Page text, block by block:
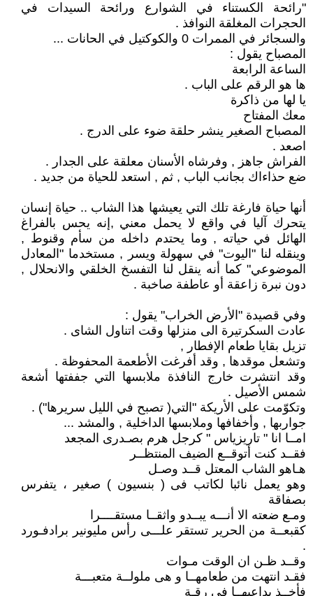
"رائحة الكستناء في الشوارع ورائحة السيدات في
الحجرات المغلقة النوافذ .
والسجائر في الممرات 0 والكوكتيل في الحانات ...
المصباح يقول :
الساعة الرابعة
ها هو الرقم على الباب .
يا لها من ذاكرة
معك المفتاح
المصباح الصغير ينشر حلقة ضوء على الدرج .
اصعد .
الفراش جاهز , وفرشاه الأسنان معلقة على الجدار .
ضع حذاءاك بجانب الباب , ثم , استعد للحياة من جديد .
أنها حياة فارغة تلك التي يعيشها هذا الشاب .. حياة إنسان
يتحرك آليا في واقع لا يحمل معني ,إنه يحس بالفراغ
الهائل في حياته , وما يحتدم داخله من سأم وقنوط ,
وينقله لنا "اليوت" في سهولة ويسر , مستخدما "المعادل
الموضوعي" كما أنه ينقل لنا التفسخ الخلقي والانحلال ,
دون نبرة زاعقة أو عاطفة صاخبة .
وفي قصيدة "الأرض الخراب" يقول :
عادت السكرتيرة الى منزلها وقت اتناول الشاى .
تزيل بقايا طعام الإفطار ,
وتشعل موقدها , وقد أفرغت الأطعمة المحفوظة .
وقد انتشرت خارج النافذة ملابسها التي جففتها أشعة
شمس الأصيل .
وتكوّمت على الأريكة "التي( تصبح في الليل سريرها") .
جواربها , وأخفافها وملابسها الداخلية , والمشد ...
امــا انا " تاريزياس " كرجل هرم بصـدرى المجعد
فقــد كنت أتوقــع الضيف المنتظــر
هـاهو الشاب المعتل قــد وصـل
وهو يعمل نائبا لكاتب فى ( بنسيون ) صغير ، يتفرس
بصفاقة
ومـع ضعته الا أنـــه يبــدو واثقــا مستقــــرا
كقبعــة من الحرير تستقر علـــى رأس مليونير برادفـورد
.
وقــد ظـن ان الوقت مـوات
فقـد انتهت من طعامهــا و هى ملولــة متعبـــة
فأخــذ يداعبهــا فى رقـة